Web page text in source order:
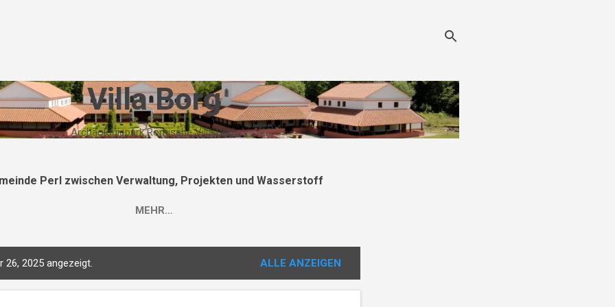
Villa Borg
Archäologiepark Römische Villa Borg
Perl zwischen Verwaltung, Projekten und Wasserstoff
MEHR…
26, 2025 angezeigt. ALLE ANZEIGEN